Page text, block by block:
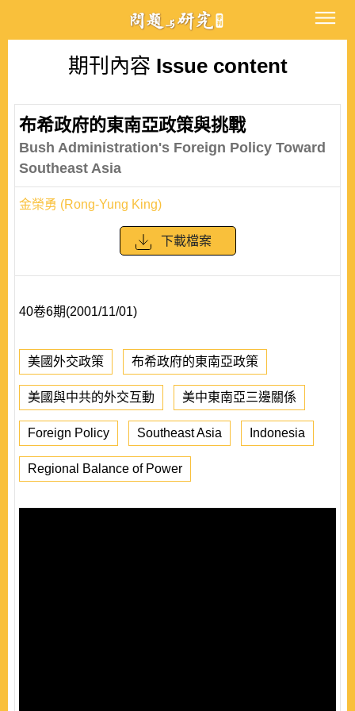
期刊內容 Issue content
布希政府的東南亞政策與挑戰
Bush Administration's Foreign Policy Toward
Southeast Asia
金榮勇 (Rong-Yung King)
下載檔案
40卷6期(2001/11/01)
美國外交政策 布希政府的東南亞政策
美國與中共的外交互動 美中東南亞三邊關係
Foreign Policy Southeast Asia Indonesia
Regional Balance of Power